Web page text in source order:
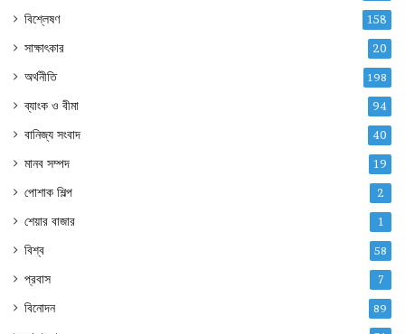
বিশ্লেষণ 158
সাক্ষাৎকার 20
অর্থনীতি 198
ব্যাংক ও বীমা 94
বানিজ্য সংবাদ 40
মানব সম্পদ 19
পোশাক শিল্প 2
শেয়ার বাজার 1
বিশ্ব 58
প্রবাস 7
বিনোদন 89